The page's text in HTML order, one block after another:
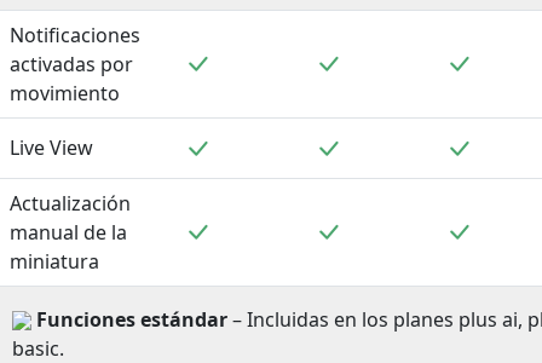
Notificaciones
activadas por
movimiento
Live View
Actualización
manual de la
miniatura
Funciones estándar– Incluidas en los planes plus ai,
basic.